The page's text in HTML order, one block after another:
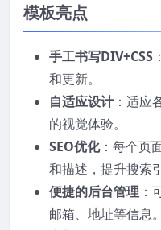
模板亮点
手工书写DIV+CSS
和更新。
自适应设计：适应
的视觉体验。
SEO优化：每个页
和描述，提升搜索
便捷的后台管理 ：
邮箱、地址等信息。